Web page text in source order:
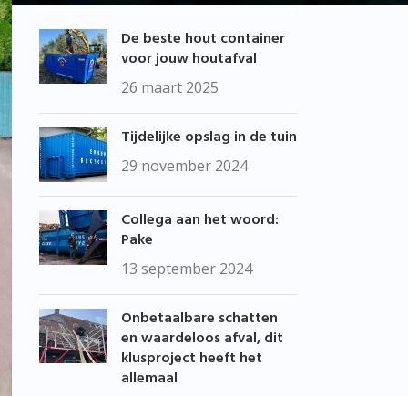
De beste hout container
voor jouw houtafval
26 maart 2025
Tijdelijke opslag in de tuin
29 november 2024
Collega aan het woord:
Pake
13 september 2024
Onbetaalbare schatten
en waardeloos afval, dit
klusproject heeft het
allemaal